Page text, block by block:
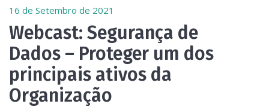
16 de Setembro de 2021
Webcast: Segurança de
Dados – Proteger um dos
principais ativos da
Organização